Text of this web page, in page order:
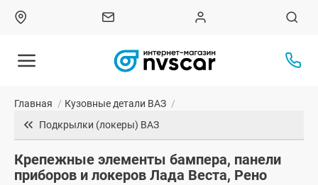
Главная / Кузовные детали ВАЗ /
Подкрылки (локеры) ВАЗ
Крепежные элементы бампера, панели
приборов и локеров Лада Веста, Рено